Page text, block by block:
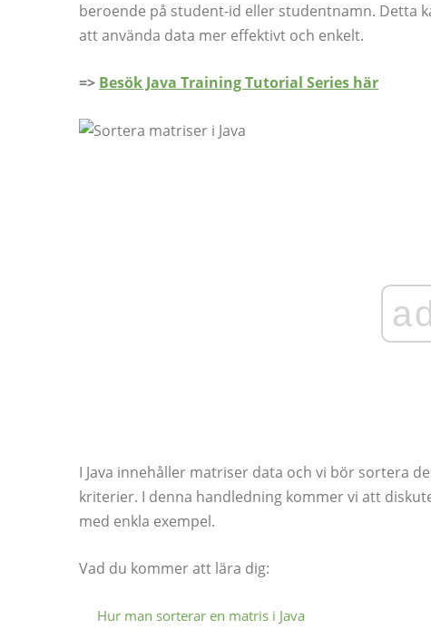
beroende på student-id eller studentnamn. Detta
att använda data mer effektivt och enkelt.
=> Besök Java Training Tutorial Series här
I Java innehåller matriser data och vi bör sortera
kriterier. I denna handledning kommer vi att
med enkla exempel.
Vad du kommer att lära dig:
Hur man sorterar en matris i Java